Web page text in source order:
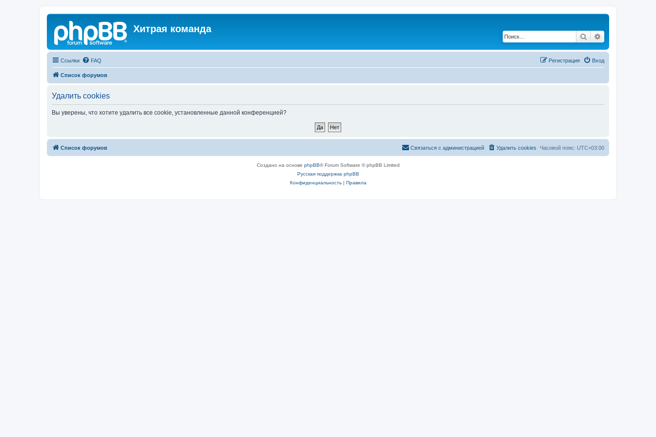
Хитрая команда
Поиск
Ссылки FAQ Вход
Регистрация
Список форумов
Удалить cookies
Вы уверены, что хотите удалить все cookie, установленные данной конференцией?
Список форумов Часовой пояс: UTC+03:00
Удалить cookies
Связаться с администрацией
Создано на основе phpBB® Forum Software © phpBB Limited
Русская поддержка phpBB
Конфиденциальность| Правила